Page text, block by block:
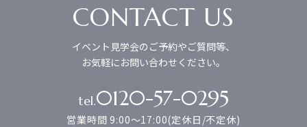
3）お客様個人を判別できない状態で開示する場合
4）法令等により開示を要求された場合
■個人情報の管理
CONTACT US
イベント見学会のご予約やご質問等、
お気軽にお問い合わせください。
tel.0120-57-0295
営業時間 9:00～17:00(定休日/不定休)